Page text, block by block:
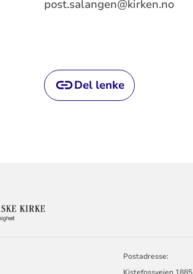
post.salangen@kirken.no
Del lenke
Postadresse: